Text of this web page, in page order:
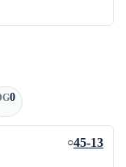
0
○45-13